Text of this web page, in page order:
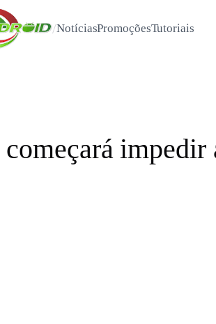
/NotíciasPromoçõesTutoriais